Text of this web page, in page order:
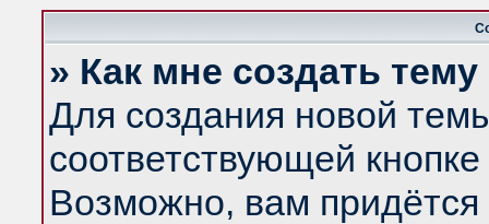
» Как мне создать
Для создания новой
соответствующей
Возможно, вам придётся